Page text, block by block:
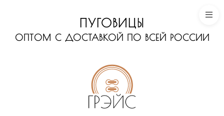
ПУГОВИЦЫ
ОПТОМ С ДОСТАВКОЙ ПО ВСЕЙ РОССИИ